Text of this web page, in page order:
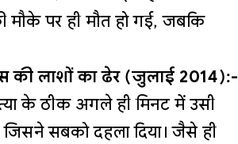
मौके पर ही मौत हो गई, जबकि
की लाशों का ढेर (जुलाई 2014):-
के ठीक अगले ही मिनट में उसी
सबको दहला दिया। जैसे ही